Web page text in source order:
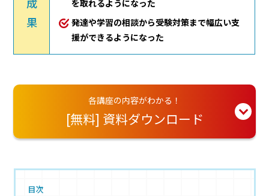
成
果
を取れるようになった
発達や学習の相談から受験対策まで幅広い支
援ができるようになった
各講座の内容がわかる！
[無料] 資料ダウンロード
目次